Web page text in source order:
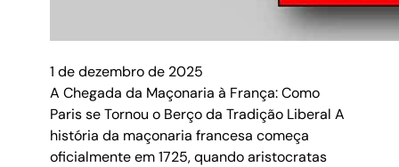
1 de dezembro de 2025
A Chegada da Maçonaria à França: Como
Paris se Tornou o Berço da Tradição Liberal A
história da maçonaria francesa começa
oficialmente em 1725, quando aristocratas